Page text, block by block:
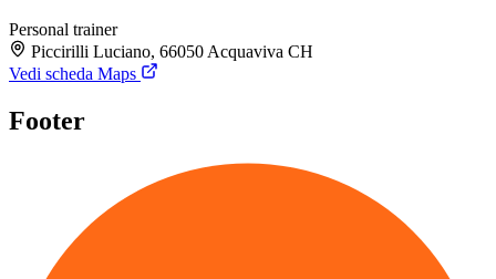
Personal trainer
Piccirilli Luciano, 66050 Acquaviva CH
Vedi scheda Maps
Footer